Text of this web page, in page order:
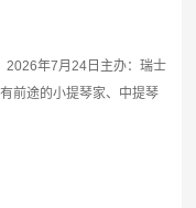
2026年7月24日主办：瑞士
前途的小提琴家、中提琴